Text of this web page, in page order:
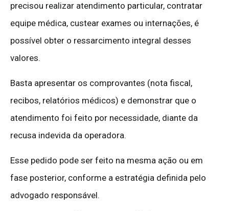
precisou realizar atendimento particular, contratar
equipe médica, custear exames ou internações, é
possível obter o ressarcimento integral desses
valores.
Basta apresentar os comprovantes (nota fiscal,
recibos, relatórios médicos) e demonstrar que o
atendimento foi feito por necessidade, diante da
recusa indevida da operadora.
Esse pedido pode ser feito na mesma ação ou em
fase posterior, conforme a estratégia definida pelo
advogado responsável.